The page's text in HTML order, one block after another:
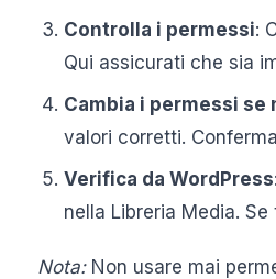
Controlla i permessi:
Qui assicurati che sia
Cambia i permessi se
valori corretti.
Verifica da WordPress
nella Libreria Media.
Nota:Non usare mai